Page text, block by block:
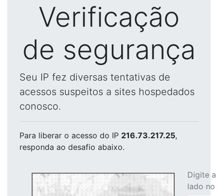
Verificação
de segurança
Seu IP fez diversas tentativas de
acessos suspeitos a sites hospedados
conosco.
Para liberar o acesso do IP 216.73.217.25,
responda ao desafio abaixo.
Digite
lado no